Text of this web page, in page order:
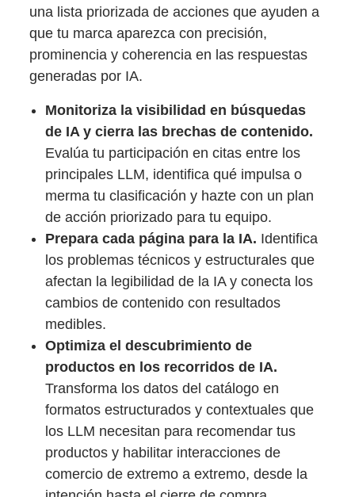
una lista priorizada de acciones que ayuden a
que tu marca aparezca con precisión,
prominencia y coherencia en las respuestas
generadas por IA.
Monitoriza la visibilidad en búsquedas
de IA y cierra las brechas de contenido.
Evalúa tu participación en citas entre los
principales LLM, identifica qué impulsa o
merma tu clasificación y hazte con un plan
de acción priorizado para tu equipo.
Prepara cada página para la IA. Identifica
los problemas técnicos y estructurales que
afectan la legibilidad de la IA y conecta los
cambios de contenido con resultados
medibles.
Optimiza el descubrimiento de
productos en los recorridos de IA.
Transforma los datos del catálogo en
formatos estructurados y contextuales que
los LLM necesitan para recomendar tus
productos y habilitar interacciones de
comercio de extremo a extremo, desde la